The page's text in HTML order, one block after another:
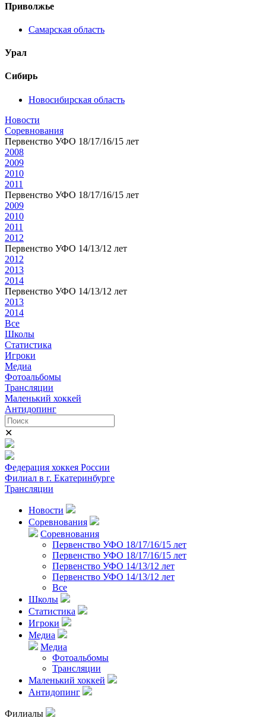
Приволжье
Самарская область
Урал
Сибирь
Новосибирская область
Новости
Соревнования
Первенство УФО 18/17/16/15 лет
2008
2009
2010
2011
Первенство УФО 18/17/16/15 лет
2009
2010
2011
2012
Первенство УФО 14/13/12 лет
2012
2013
2014
Первенство УФО 14/13/12 лет
2013
2014
Все
Школы
Статистика
Игроки
Медиа
Фотоальбомы
Трансляции
Маленький хоккей
Антидопинг
✕
Федерация хоккея России
Филиал в г. Екатеринбурге
Трансляции
Новости
Соревнования
Соревнования
Первенство УФО 18/17/16/15 лет
Первенство УФО 18/17/16/15 лет
Первенство УФО 14/13/12 лет
Первенство УФО 14/13/12 лет
Все
Школы
Статистика
Игроки
Медиа
Медиа
Фотоальбомы
Трансляции
Маленький хоккей
Антидопинг
Филиалы